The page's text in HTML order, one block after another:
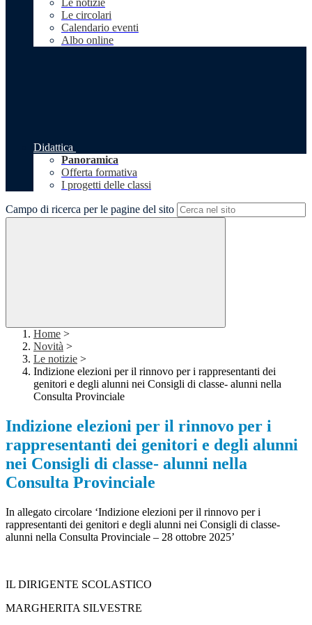
Le notizie
Le circolari
Calendario eventi
Albo online
Didattica
Panoramica
Offerta formativa
I progetti delle classi
Campo di ricerca per le pagine del sito
Home >
Novità >
Le notizie >
Indizione elezioni per il rinnovo per i rappresentanti dei
genitori e degli alunni nei Consigli di classe- alunni nella
Consulta Provinciale
Indizione elezioni per il rinnovo per i
rappresentanti dei genitori e degli alunni
nei Consigli di classe- alunni nella
Consulta Provinciale
In allegato circolare ‘Indizione elezioni per il rinnovo per i
rappresentanti dei genitori e degli alunni nei Consigli di classe-
alunni nella Consulta Provinciale – 28 ottobre 2025’
IL DIRIGENTE SCOLASTICO
MARGHERITA SILVESTRE